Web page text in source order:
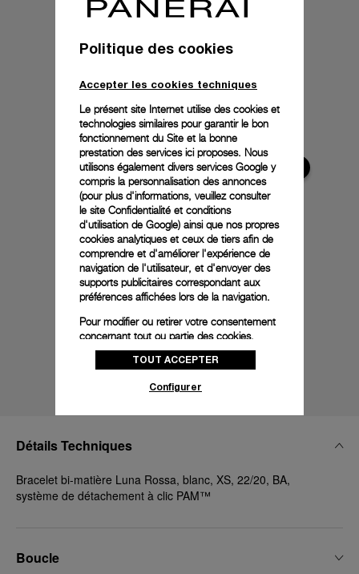
Détails Techniques
Bracelet bi-matière Luna Rossa, blanc, XS, 22/20, BA,
système de détachement à clic PAM™
Boucle
Politique des cookies
Accepter les cookies techniques
Le présent site Internet utilise des cookies et
technologies similaires pour garantir le bon
fonctionnement du Site et la bonne
prestation des services ici proposes. Nous
utilisons également divers services Google y
compris la personnalisation des annonces
(pour plus d'informations, veuillez consulter
le site Confidentialité et conditions
d'utilisation de Google) ainsi que nos propres
cookies analytiques et ceux de tiers afin de
comprendre et d'améliorer l'expérience de
navigation de l'utilisateur, et d'envoyer des
supports publicitaires correspondant aux
préférences affichées lors de la navigation.
Pour modifier ou retirer votre consentement
concernant tout ou partie des cookies,
cliquez sur « Configurer » ou consultez notre
politique des cookiespour obtenir plus
donnez votre consentement pour l’utilisation
pour l’utilisation des cookies techniques.
TOUT ACCEPTER
Configurer